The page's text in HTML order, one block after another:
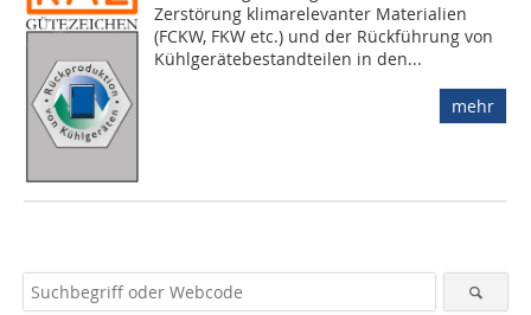
Zerstörung klimarelevanter Materialien
(FCKW, FKW etc.) und der Rückführung von
Kühlgerätebestandteilen in den...
mehr